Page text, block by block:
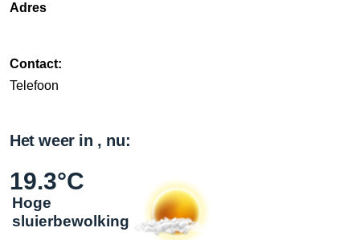
Adres
Contact:
Telefoon
Het weer in , nu:
19.3°C
Hoge
sluierbewolking